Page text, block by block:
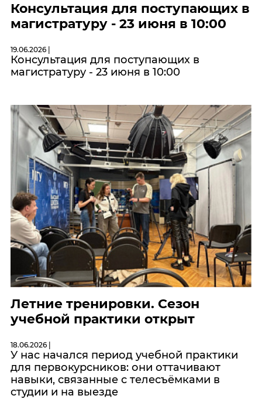
Консультация для поступающих в
магистратуру - 23 июня в 10:00
19.06.2026 |
Консультация для поступающих в
магистратуру - 23 июня в 10:00
Летние тренировки. Сезон
учебной практики открыт
18.06.2026 |
У нас начался период учебной практики
для первокурсников: они оттачивают
навыки, связанные с телесъёмками в
студии и на выезде